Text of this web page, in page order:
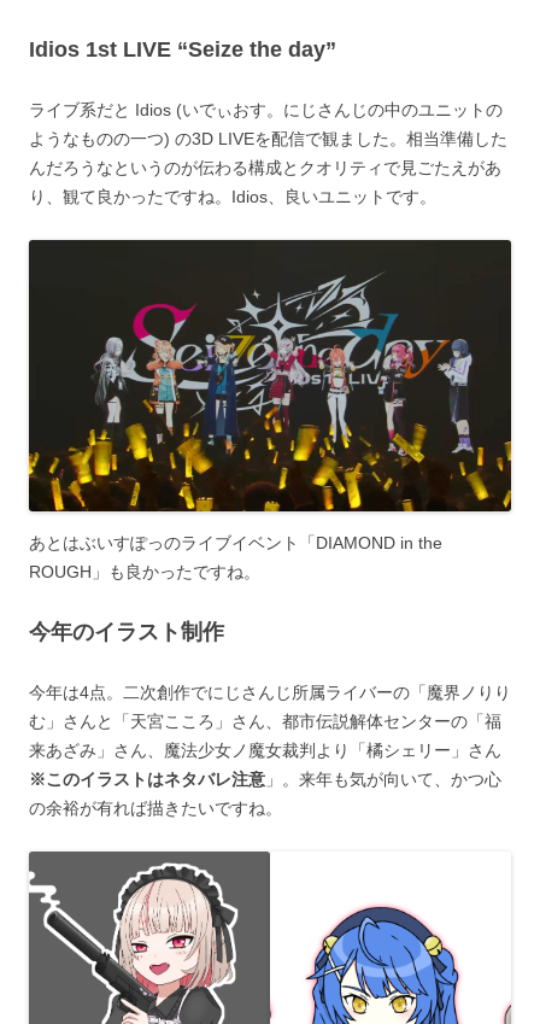
Idios 1st LIVE “Seize the day”
ライブ系だと Idios (いでぃおす。にじさんじの中のユニットの
ようなものの一つ) の3D LIVEを配信で観ました。相当準備した
んだろうなというのが伝わる構成とクオリティで見ごたえがあ
り、観て良かったですね。Idios、良いユニットです。
あとはぶいすぽっのライブイベント「DIAMOND in the
ROUGH」も良かったですね。
今年のイラスト制作
今年は4点。二次創作でにじさんじ所属ライバーの「魔界ノりり
む」さんと「天宮こころ」さん、都市伝説解体センターの「福
来あざみ」さん、魔法少女ノ魔女裁判より「橘シェリー」さん
※このイラストはネタバレ注意 」。来年も気が向いて、かつ心
の余裕が有れば描きたいですね。